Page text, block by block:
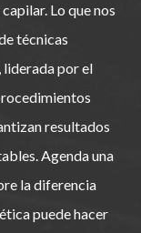
Lo que nos
técnicas
liderada por el
resultados
Agenda una
la diferencia
puede hacer